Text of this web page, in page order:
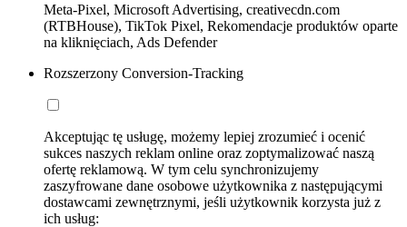
Meta-Pixel, Microsoft Advertising, creativecdn.com
(RTBHouse), TikTok Pixel, Rekomendacje produktów oparte
na kliknięciach, Ads Defender
Rozszerzony Conversion-Tracking
Akceptując tę usługę, możemy lepiej zrozumieć i ocenić
sukces naszych reklam online oraz zoptymalizować naszą
ofertę reklamową. W tym celu synchronizujemy
zaszyfrowane dane osobowe użytkownika z następującymi
dostawcami zewnętrznymi, jeśli użytkownik korzysta już z
ich usług: